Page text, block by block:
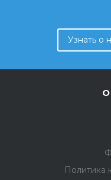
Узнать о
О
Политика